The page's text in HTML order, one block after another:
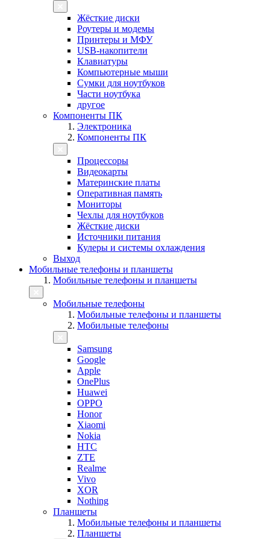
Жёсткие диски
Роутеры и модемы
Принтеры и МФУ
USB-накопители
Клавиатуры
Компьютерные мыши
Сумки для ноутбуков
Части ноутбука
другое
Компоненты ПК
Электроника
Компоненты ПК
Процессоры
Видеокарты
Материнские платы
Оперативная память
Мониторы
Чехлы для ноутбуков
Жёсткие диски
Источники питания
Кулеры и системы охлаждения
Выход
Мобильные телефоны и планшеты
Мобильные телефоны и планшеты
Мобильные телефоны
Мобильные телефоны и планшеты
Мобильные телефоны
Samsung
Google
Apple
OnePlus
Huawei
OPPO
Honor
Xiaomi
Nokia
HTC
ZTE
Realme
Vivo
XOR
Nothing
Планшеты
Мобильные телефоны и планшеты
Планшеты